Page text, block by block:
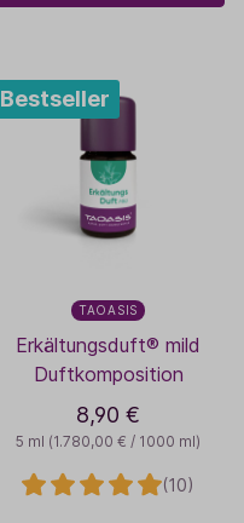
Bestseller
TAOASIS
Erkältungsduft® mild
Duftkomposition
5 ml (1.780,00 € / 1000 ml)
8,90 €
(10)